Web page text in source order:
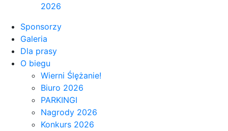
2026
Sponsorzy
Galeria
Dla prasy
O biegu
Wierni Ślężanie!
Biuro 2026
PARKINGI
Nagrody 2026
Konkurs 2026